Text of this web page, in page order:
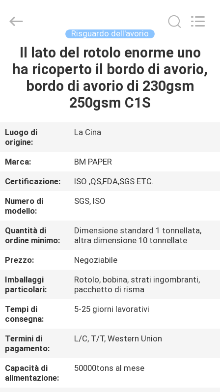
CASA.
PRODOTTI
DI
NOI
VISITA
ALLA
FABBRICA
CONTROLLO
DELLA
QUALITÀ
CONTATTACI
NOTIZIE
CASI
GUANGZHOU
BMPAPER
Risguardo dell'avorio
Il lato del rotolo enorme uno
ha ricoperto il bordo di avorio,
bordo di avorio di 230gsm
250gsm C1S
Luogo di
origine:
La Cina
Marca:
BM PAPER
Certificazione:
ISO ,QS,FDA,SGS ETC.
Numero di
modello:
SGS, ISO
Quantità di
ordine minimo:
Dimensione standard 1 tonnellata,
altra dimensione 10 tonnellate
Prezzo:
Negoziabile
Imballaggi
particolari:
Rotolo, bobina, strati ingombranti,
pacchetto di risma
Tempi di
consegna:
5-25 giorni lavorativi
Termini di
pagamento:
L/C, T/T, Western Union
Capacità di
alimentazione:
50000tons al mese